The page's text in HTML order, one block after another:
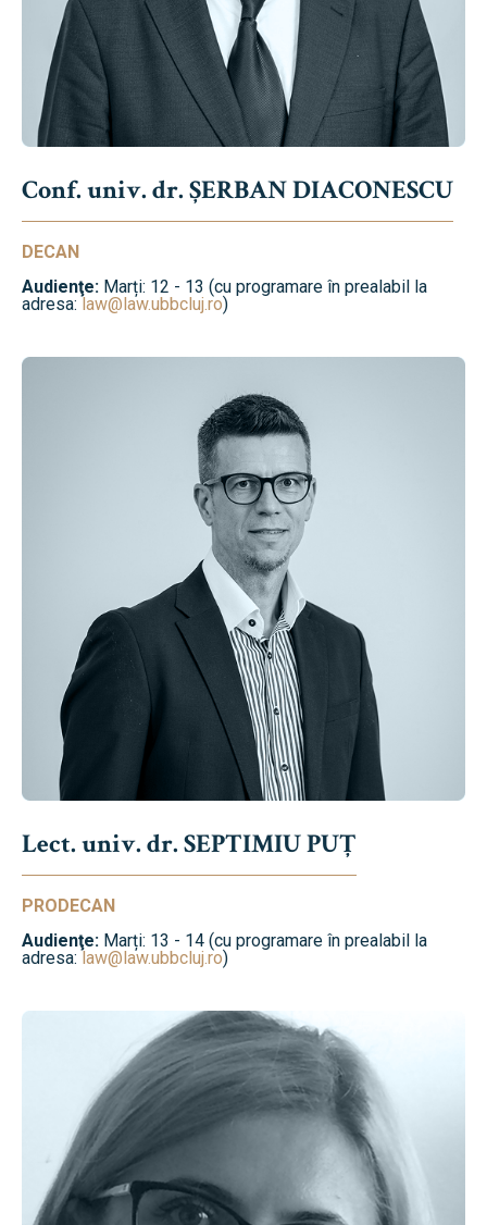
Conf. univ. dr. ȘERBAN DIACONESCU
DECAN
Audienţe: Marți: 12 - 13 (cu programare în prealabil la
adresa:law@law.ubbcluj.ro)
Lect. univ. dr. SEPTIMIU PUȚ
PRODECAN
Audienţe: Marți: 13 - 14 (cu programare în prealabil la
adresa:law@law.ubbcluj.ro)